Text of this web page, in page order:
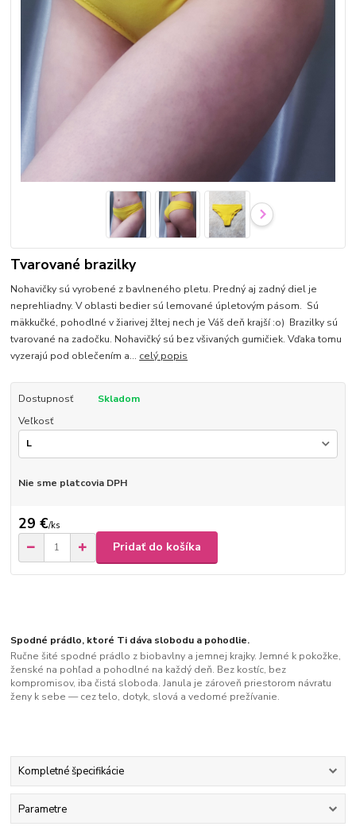
Tvarované brazilky
Nohavičky sú vyrobené z bavlneného pletu. Predný aj zadný diel je
neprehliadny. V oblasti bedier sú lemované úpletovým pásom. Sú
mäkkučké, pohodlné v žiarivej žltej nech je Váš deň krajší :o) Brazilky sú
tvarované na zadočku. Nohavičký sú bez všivaných gumičiek. Vďaka tomu
vyzerajú pod oblečením a... celý popis
Dostupnosť
Skladom
Veľkosť
Nie sme platcovia DPH
29 €/ks
Pridať do košíka
Spodné prádlo, ktoré Ti dáva slobodu a pohodlie.
Ručne šité spodné prádlo z biobavlny a jemnej krajky. Jemné k pokožke,
ženské na pohľad a pohodlné na každý deň. Bez kostíc, bez
kompromisov, iba čistá sloboda. Janula je zároveň priestorom návratu
ženy k sebe — cez telo, dotyk, slová a vedomé prežívanie.
Kompletné špecifikácie
Parametre